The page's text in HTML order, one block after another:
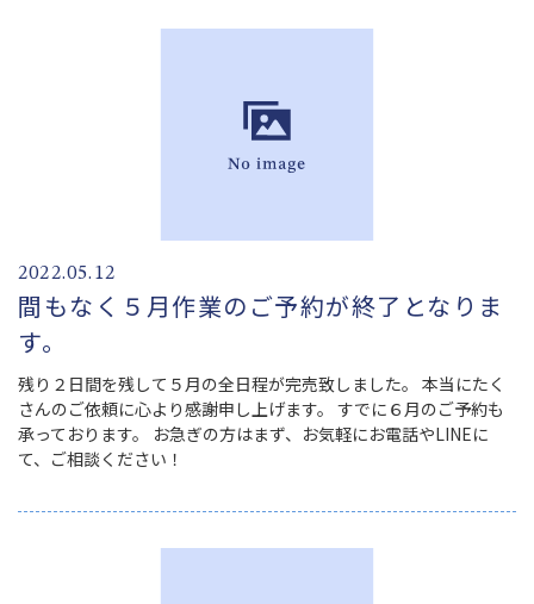
2022.05.12
間もなく５月作業のご予約が終了となりま
す。
残り２日間を残して５月の全日程が完売致しました。 本当にたく
さんのご依頼に心より感謝申し上げます。 すでに６月のご予約も
承っております。 お急ぎの方はまず、お気軽にお電話やLINEに
て、ご相談ください！